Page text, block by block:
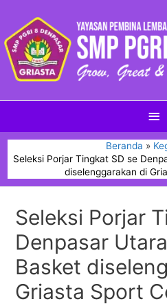
Beranda
Seleksi Porjar Tingkat SD se
diselenggarakan di
Seleksi Porjar
Denpasar
Basket
Griasta Sport